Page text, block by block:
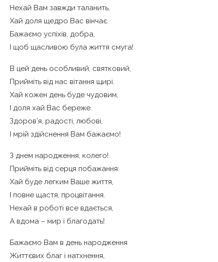
Нехай Вам завжди таланить,
Хай доля щедро Вас вінчає.
Бажаємо успіхів, добра,
І щоб щасливою була життя смуга!
В цей день особливий, святковий,
Прийміть від нас вітання щирі.
Хай кожен день буде чудовим,
І доля хай Вас береже.
Здоров’я, радості, любові,
І мрій здійснення Вам бажаємо!
З днем народження, колего!
Прийміть від серця побажання:
Хай буде легким Ваше життя,
І повне щастя, процвітання.
Нехай в роботі все вдається,
А вдома – мир і благодать!
Бажаємо Вам в день народження
Життєвих благ і натхнення,